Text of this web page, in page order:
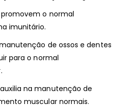
o normal
imunitário.
de ossos e dentes
para o normal
na manutenção de
muscular normais.